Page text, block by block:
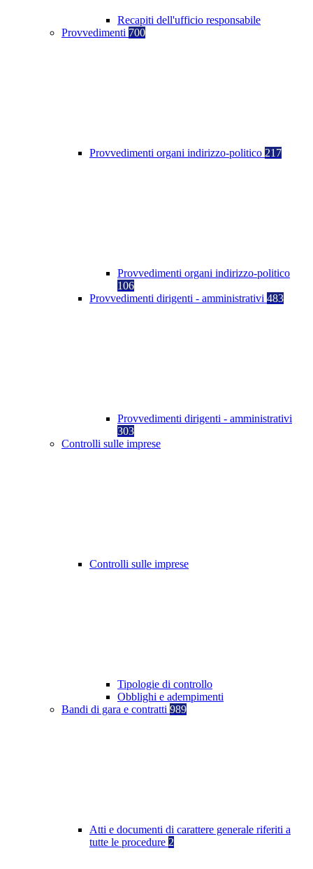
Recapiti dell'ufficio responsabile
Provvedimenti 700
Provvedimenti organi indirizzo-politico 217
Provvedimenti organi indirizzo-politico
106
Provvedimenti dirigenti - amministrativi 483
Provvedimenti dirigenti - amministrativi
303
Controlli sulle imprese
Controlli sulle imprese
Tipologie di controllo
Obblighi e adempimenti
Bandi di gara e contratti 989
Atti e documenti di carattere generale riferiti a
tutte le procedure 2